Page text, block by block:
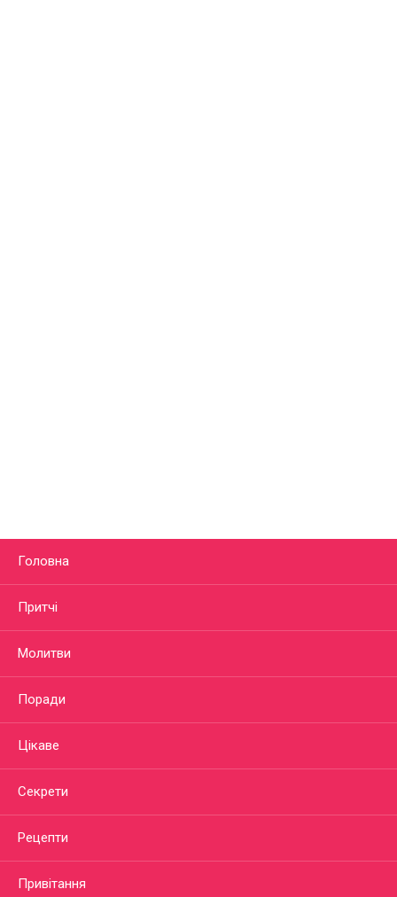
Головна
Притчі
Молитви
Поради
Цікаве
Секрети
Рецепти
Привітання